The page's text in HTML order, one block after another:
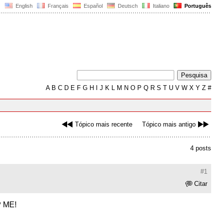
English Français Español Deutsch Italiano Português
AB C D E F G H J K L M N O P Q R S T U V W X Y Z #
Tópico mais recente Tópico mais antigo
4 posts
#1
Citar
ME!